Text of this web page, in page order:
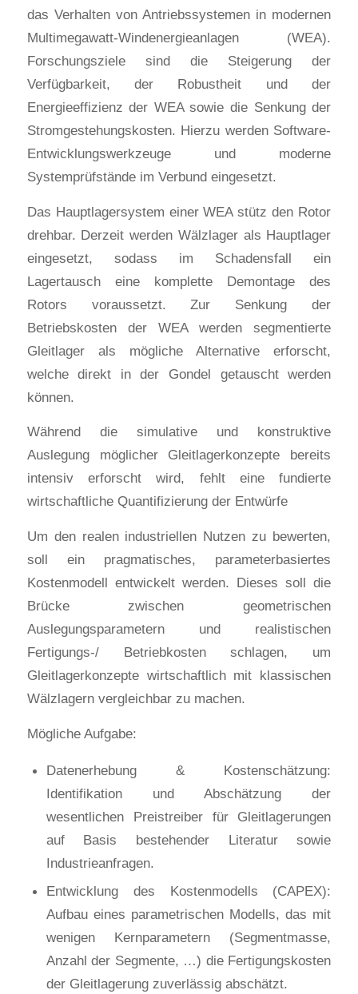
das Verhalten von Antriebssystemen in modernen
Multimegawatt-Windenergieanlagen (WEA).
Forschungsziele sind die Steigerung der
Verfügbarkeit, der Robustheit und der
Energieeffizienz der WEA sowie die Senkung der
Stromgestehungskosten. Hierzu werden Software-
Entwicklungswerkzeuge und moderne
Systemprüfstände im Verbund eingesetzt.
Das Hauptlagersystem einer WEA stütz den Rotor
drehbar. Derzeit werden Wälzlager als Hauptlager
eingesetzt, sodass im Schadensfall ein
Lagertausch eine komplette Demontage des
Rotors voraussetzt. Zur Senkung der
Betriebskosten der WEA werden segmentierte
Gleitlager als mögliche Alternative erforscht,
welche direkt in der Gondel getauscht werden
können.
Während die simulative und konstruktive
Auslegung möglicher Gleitlagerkonzepte bereits
intensiv erforscht wird, fehlt eine fundierte
wirtschaftliche Quantifizierung der Entwürfe
Um den realen industriellen Nutzen zu bewerten,
soll ein pragmatisches, parameterbasiertes
Kostenmodell entwickelt werden. Dieses soll die
Brücke zwischen geometrischen
Auslegungsparametern und realistischen
Fertigungs-/ Betriebkosten schlagen, um
Gleitlagerkonzepte wirtschaftlich mit klassischen
Wälzlagern vergleichbar zu machen.
Mögliche Aufgabe:
Datenerhebung & Kostenschätzung:
Identifikation und Abschätzung der
wesentlichen Preistreiber für Gleitlagerungen
auf Basis bestehender Literatur sowie
Industrieanfragen.
Entwicklung des Kostenmodells (CAPEX):
Aufbau eines parametrischen Modells, das mit
wenigen Kernparametern (Segmentmasse,
Anzahl der Segmente, …) die Fertigungskosten
der Gleitlagerung zuverlässig abschätzt.